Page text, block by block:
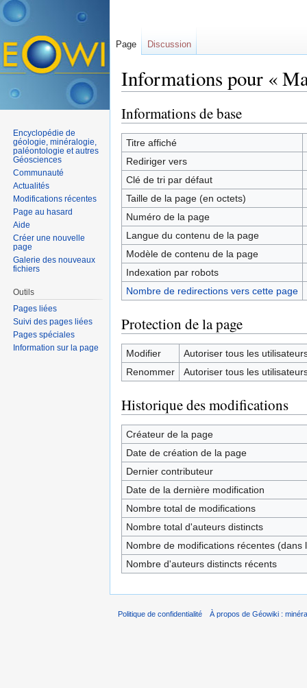
Informations pour «
Informations de base
Titre affiché
Rediriger vers
Clé de tri par défaut
Taille de la page (en octets)
Numéro de la page
Langue du contenu de la page
Modèle de contenu de la page
Indexation par robots
Nombre de redirections vers cette page
Protection de la page
Modifier
Autoriser tous les
Renommer
Autoriser tous les
Historique des modifications
Créateur de la page
Date de création de la page
Dernier contributeur
Date de la dernière modification
Nombre total de modifications
Nombre total d'auteurs distincts
Nombre de modifications récentes (dans
Nombre d'auteurs distincts récents
Page Discussion
Encyclopédie de
géologie, minéralogie,
paléontologie et autres
Géosciences
Communauté
Actualités
Modifications récentes
Page au hasard
Aide
Créer une nouvelle
page
Galerie des nouveaux
fichiers
Outils
Pages liées
Suivi des pages liées
Pages spéciales
Information sur la page
Politique de confidentialité À propos de Géowiki :